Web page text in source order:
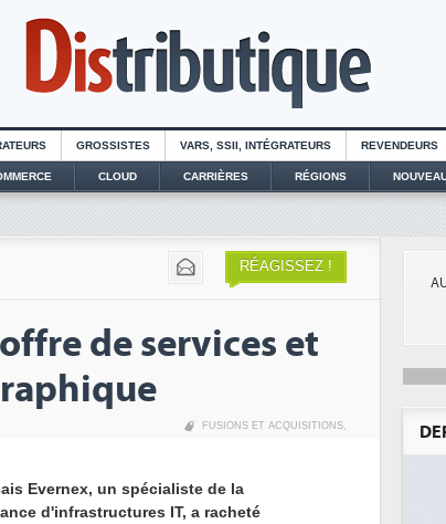
GROSSISTES VARS, SSII, INTÉGRATEURS REVENDEURS
CLOUD CARRIÈRES RÉGIONS
RÉAGISSEZ !
de services et
FUSIONS ET ACQUISITIONS,
Evernex, un spécialiste de la
d'infrastructures IT, a racheté